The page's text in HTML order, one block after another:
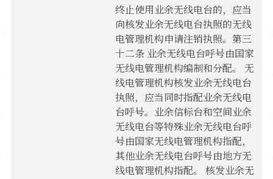
终止使用业余无线电台的，应当
向核发业余无线电台执照的无线
电管理机构申请注销执照。第三
十二条 业余无线电台呼号由国家
无线电管理机构编制和分配。 无
线电管理机构核发业余无线电台
执照，应当同时指配业余无线电
台呼号。业余信标台和空间业余
无线电台等特殊业余无线电台呼
号由国家无线电管理机构指配，
其他业余无线电台呼号由地方无
线电管理机构指配。 核发业余无